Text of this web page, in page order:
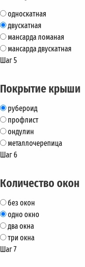
односкатная
двускатная
мансарда ломаная
мансарда двускатная
Шаг 5
Покрытие крыши
рубероид
профлист
ондулин
металлочерепица
Шаг 6
Количество окон
без окон
одно окно
два окна
три окна
Шаг 7